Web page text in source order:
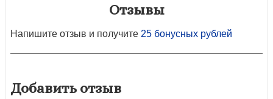
Отзывы
Напишите отзыв и получите 25 бонусных рублей
Добавить отзыв